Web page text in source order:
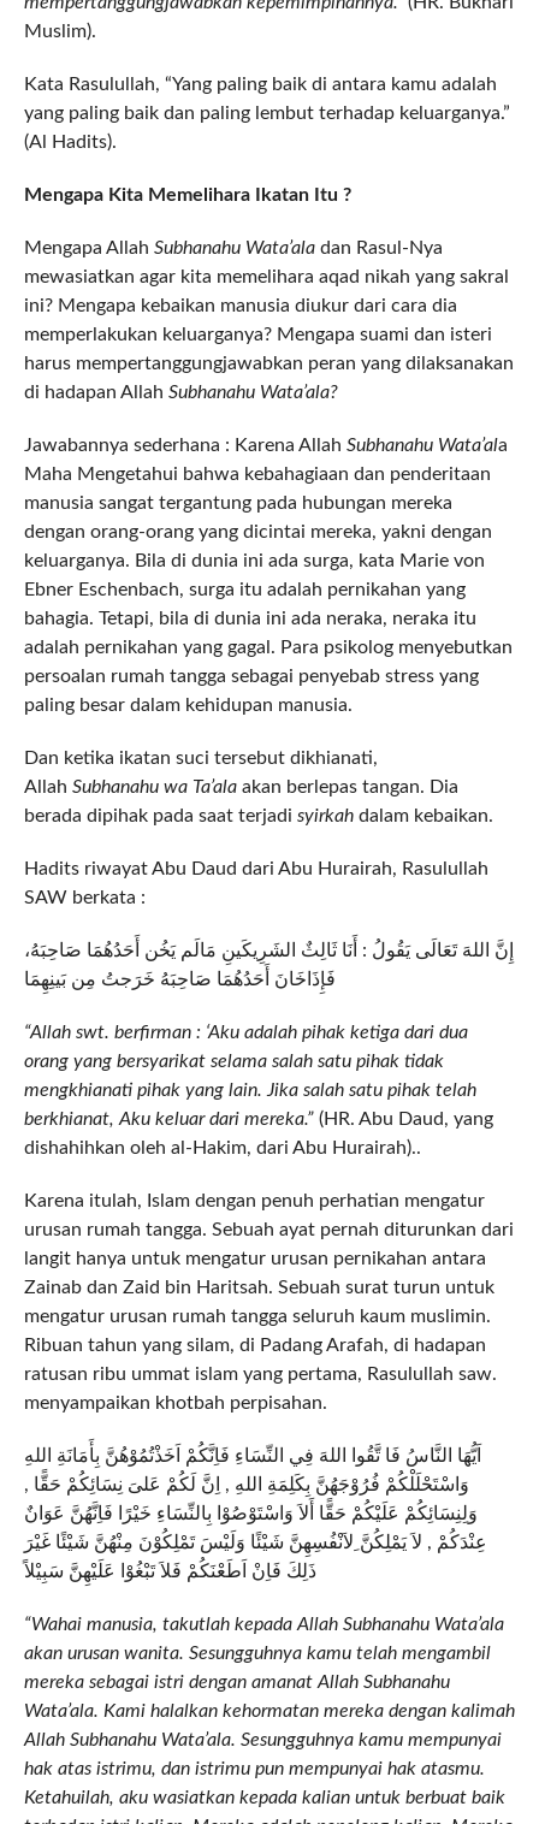
Muslim).
Kata Rasulullah, “Yang paling baik di antara kamu adalah
yang paling baik dan paling lembut terhadap keluarganya.”
(Al Hadits).
Mengapa Kita Memelihara Ikatan Itu ?
Mengapa Allah Subhanahu Wata’ala dan Rasul-Nya
mewasiatkan agar kita memelihara aqad nikah yang sakral
ini? Mengapa kebaikan manusia diukur dari cara dia
memperlakukan keluarganya? Mengapa suami dan isteri
harus mempertanggungjawabkan peran yang dilaksanakan
di hadapan Allah Subhanahu Wata’ala?
Jawabannya sederhana : Karena Allah Subhanahu Wata’ala
Maha Mengetahui bahwa kebahagiaan dan penderitaan
manusia sangat tergantung pada hubungan mereka
dengan orang-orang yang dicintai mereka, yakni dengan
keluarganya. Bila di dunia ini ada surga, kata Marie von
Ebner Eschenbach, surga itu adalah pernikahan yang
bahagia. Tetapi, bila di dunia ini ada neraka, neraka itu
adalah pernikahan yang gagal. Para psikolog menyebutkan
persoalan rumah tangga sebagai penyebab stress yang
paling besar dalam kehidupan manusia.
Dan ketika ikatan suci tersebut dikhianati,
Allah Subhanahu wa Ta’alaakan berlepas tangan. Dia
berada dipihak pada saat terjadi syirkahdalam kebaikan.
Hadits riwayat Abu Daud dari Abu Hurairah, Rasulullah
SAW berkata :
إِنَّ اللهَ تَعَالَى يَقُولُ : أَنَا ثَالِثٌ الشَرِيكَينِ مَالَم يَخُن أَحَدُهُمَا صَاحِبَهُ،
فَإِذَاخَانَ أَحَدُهُمَا صَاحِبَهُ خَرَجتُ مِن بَينِهِمَا
“Allah swt. berfirman : ‘Aku adalah pihak ketiga dari dua
orang yang bersyarikat selama salah satu pihak tidak
mengkhianati pihak yang lain. Jika salah satu pihak telah
berkhianat, Aku keluar dari mereka.” (HR. Abu Daud, yang
dishahihkan oleh al-Hakim, dari Abu Hurairah)..
Karena itulah, Islam dengan penuh perhatian mengatur
urusan rumah tangga. Sebuah ayat pernah diturunkan dari
langit hanya untuk mengatur urusan pernikahan antara
Zainab dan Zaid bin Haritsah. Sebuah surat turun untuk
mengatur urusan rumah tangga seluruh kaum muslimin.
Ribuan tahun yang silam, di Padang Arafah, di hadapan
ratusan ribu ummat islam yang pertama, Rasulullah saw.
menyampaikan khotbah perpisahan.
اَيُّهَا النَّاسُ فَا تَّقُوا اللهَ فِي النِّسَاءِ فَاِنَّكُمْ اَخَذْتُمُوْهُنَّ بِأَمَانَةِ اللهِ
وَاسْتَحْلَلْكُمْ فُرُوْجَهُنَّ بِكَلِمَةِ اللهِ , اِنَّ لَكُمْ عَلىَ نِسَائِكُمْ حَقًّا ,
وَلِنِسَائِكُمْ عَلَيْكُمْ حَقًّا أَلاَ وَاسْتَوْصُوْا بِالنِّسَاءِ خَيْرًا فَاِنَّهُنَّ عَوَانٌ
عِنْدَكُمْ , لاَ يَمْلِكُنَّ ِلاَنْفُسِهِنَّ شَيْئًا وَلَيْسَ تَمْلِكُوْنَ مِنْهُنَّ شَيْئًا غَيْرَ
ذَلِكَ فَاِنْ اَطَعْنَكُمْ فَلاَ تَبْغُوْا عَلَيْهِنَّ سَبِيْلاً
“Wahai manusia, takutlah kepada Allah Subhanahu Wata’ala
akan urusan wanita. Sesungguhnya kamu telah mengambil
mereka sebagai istri dengan amanat Allah Subhanahu
Wata’ala. Kami halalkan kehormatan mereka dengan kalimah
Allah Subhanahu Wata’ala. Sesungguhnya kamu mempunyai
hak atas istrimu, dan istrimu pun mempunyai hak atasmu.
Ketahuilah, aku wasiatkan kepada kalian untuk berbuat baik